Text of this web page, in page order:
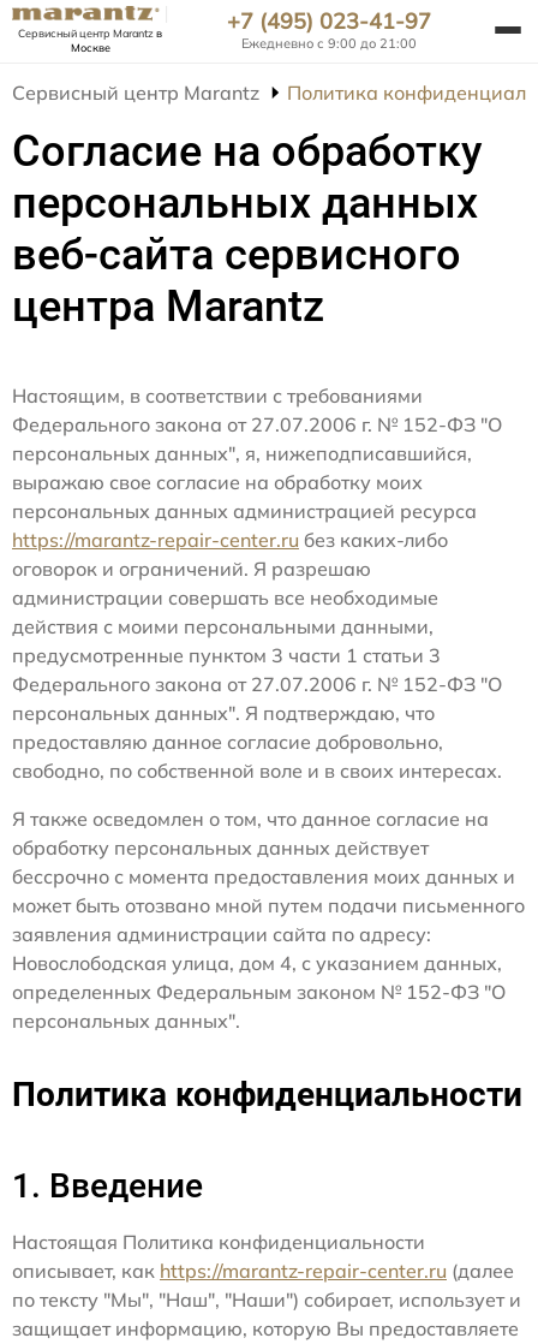
Сервисный центр Marantzв
Москве
+7 (495) 023-41-97
Ежедневно с 9:00 до 21:00
Сервисный центр Marantz Политика
Согласие на обработку
персональных данных
веб-сайта сервисного
центра Marantz
Настоящим, в соответствии с требованиями
Федерального закона от 27.07.2006 г. № 152-ФЗ "О
персональных данных", я, нижеподписавшийся,
выражаю свое согласие на обработку моих
персональных данных администрацией ресурса
https://marantz-repair-center.ru без каких-либо
оговорок и ограничений. Я разрешаю
администрации совершать все необходимые
действия с моими персональными данными,
предусмотренные пунктом 3 части 1 статьи 3
Федерального закона от 27.07.2006 г. № 152-ФЗ "О
персональных данных". Я подтверждаю, что
предоставляю данное согласие добровольно,
свободно, по собственной воле и в своих интересах.
Я также осведомлен о том, что данное согласие на
обработку персональных данных действует
бессрочно с момента предоставления моих данных и
может быть отозвано мной путем подачи письменного
заявления администрации сайта по адресу:
Новослободская улица, дом 4, с указанием данных,
определенных Федеральным законом № 152-ФЗ "О
персональных данных".
Политика конфиденциальности
1. Введение
Настоящая Политика конфиденциальности
описывает, как https://marantz-repair-center.ru (далее
по тексту "Мы", "Наш", "Наши") собирает, использует и
защищает информацию, которую Вы предоставляете